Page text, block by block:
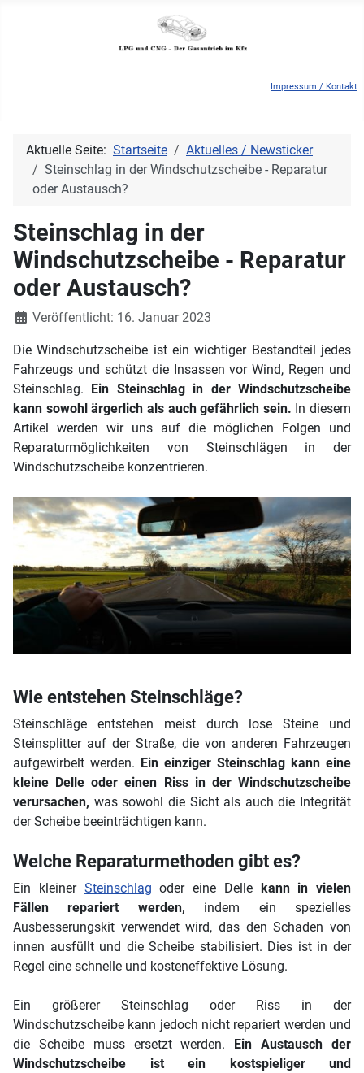
Impressum / Kontakt
Aktuelle Seite: Startseite
Aktuelles / Newsticker
Steinschlag in der Windschutzscheibe - Reparatur
oder Austausch?
Steinschlag in der
Windschutzscheibe - Reparatur
oder Austausch?
DetailsVeröffentlicht: 16. Januar 2023
Die Windschutzscheibe ist ein wichtiger Bestandteil jedes
Fahrzeugs und schützt die Insassen vor Wind, Regen und
Steinschlag. Ein Steinschlag in der Windschutzscheibe
kann sowohl ärgerlich als auch gefährlich sein. In diesem
Artikel werden wir uns auf die möglichen Folgen und
Reparaturmöglichkeiten von Steinschlägen in der
Windschutzscheibe konzentrieren.
Wie entstehen Steinschläge?
Steinschläge entstehen meist durch lose Steine und
Steinsplitter auf der Straße, die von anderen Fahrzeugen
aufgewirbelt werden. Ein einziger Steinschlag kann eine
kleine Delle oder einen Riss in der Windschutzscheibe
verursachen, was sowohl die Sicht als auch die Integrität
der Scheibe beeinträchtigen kann.
Welche Reparaturmethoden gibt es?
Ein kleiner Steinschlag oder eine Delle kann in vielen
Fällen repariert werden, indem ein spezielles
Ausbesserungskit verwendet wird, das den Schaden von
innen ausfüllt und die Scheibe stabilisiert. Dies ist in der
Regel eine schnelle und kosteneffektive Lösung.
Ein größerer Steinschlag oder Riss in der
Windschutzscheibe kann jedoch nicht repariert werden und
die Scheibe muss ersetzt werden. Ein Austausch der
Windschutzscheibe ist ein kostspieliger und